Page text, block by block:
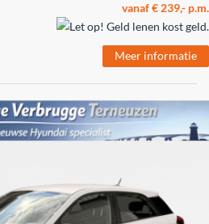
vanaf € 239,- p.m.
Meer informatie